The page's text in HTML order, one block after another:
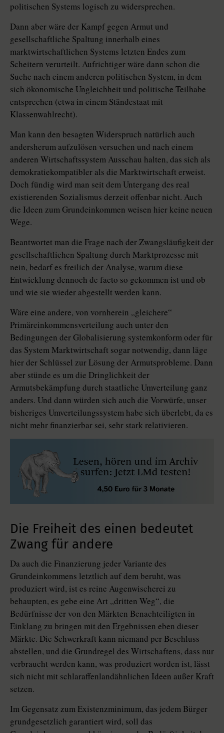
politischen Systems logisch zu widersprechen.
Dann aber wäre der Kampf gegen Armut und
gesellschaftliche Spaltung innerhalb eines
marktwirtschaftlichen Systems letzten Endes zum
Scheitern verurteilt. Aufrichtiger wäre dann schon die
Suche nach einem anderen politischen System, in dem
sich ökonomische Ungleichheit und politische Teilhabe
entsprechen (etwa in einem Ständestaat mit
Klassenwahlrecht).
Man kann den besagten Widerspruch natürlich auch
andersherum aufzulösen versuchen und nach einem
anderen Wirtschaftssystem Ausschau halten, das sich als
demokratiekompatibler als die Marktwirtschaft erweist.
Doch fündig wird man seit dem Untergang des real
existierenden Sozialismus derzeit offenbar nicht. Auch
die Ideen zum Grundeinkommen weisen hier keine neuen
Wege.
Beantwortet man die Frage nach der Zwangsläufigkeit der
gesellschaftlichen Spaltung durch Marktprozesse mit
nein, bedarf es freilich der Analyse, warum diese
Entwicklung dennoch de facto so gekommen ist und ob
und wie sie wieder abgestellt werden kann.
Wäre eine andere, von vornherein „gleichere“
Primäreinkommensverteilung auch unter den
Bedingungen der Globalisierung systemkonform oder für
das System Marktwirtschaft sogar notwendig, dann läge
hier der Schlüssel zur Lösung der Armutsprobleme. Dann
aber stünde es um die Dringlichkeit der
Armutsbekämpfung durch staatliche Umverteilung ganz
anders. Und dann würden sich auch die Vorwürfe, unser
bisheriges Umverteilungssystem habe sich überlebt, da es
nicht mehr finanzierbar sei, sehr stark relativieren.
Die Freiheit des einen bedeutet
Zwang für andere
Da auch die Finanzierung jeder Variante des
Grundeinkommens letztlich auf dem beruht, was
produziert wird, ist es reine Augenwischerei zu
behaupten, es gebe eine Art „dritten Weg“, die
Bedürfnisse der von den Märkten Benachteiligten in
Einklang zu bringen mit den Ergebnissen eben dieser
Märkte. Die Schwerkraft kann niemand per Beschluss
abstellen, und die Grundregel des Wirtschaftens, dass nur
verbraucht werden kann, was produziert worden ist, lässt
sich nicht mit schlaraffenlandähnlichen Ideen außer Kraft
setzen.
Im Gegensatz zum Existenzminimum, das jedem Bürger
grundgesetzlich garantiert wird, soll das